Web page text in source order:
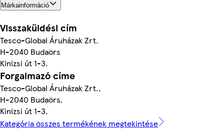
Márkainformáció
Visszaküldési cím
Tesco-Global Áruházak Zrt.
H-2040 Budaörs
Kinizsi út 1-3.
Forgalmazó címe
Tesco-Global Áruházak Zrt.,
H-2040 Budaörs,
Kinizsi út 1-3.
Kategória összes termékének megtekintése